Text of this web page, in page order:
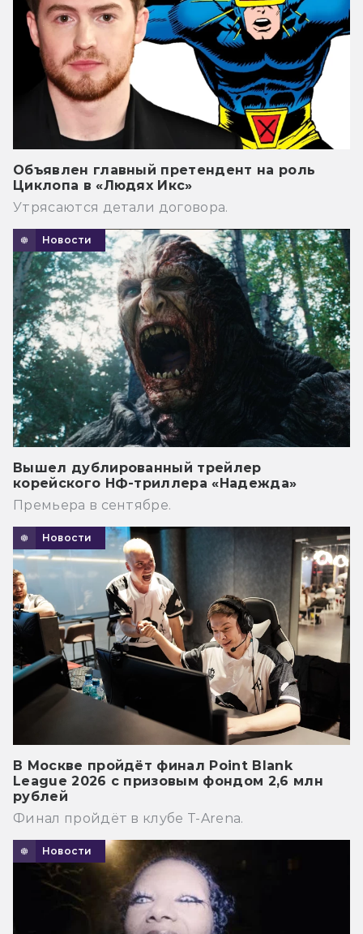
Объявлен главный претендент на роль
Циклопа в «Людях Икс»
Утрясаются детали договора.
Новости
Вышел дублированный трейлер
корейского НФ-триллера «Надежда»
Премьера в сентябре.
Новости
В Москве пройдёт финал Point Blank
League 2026 с призовым фондом 2,6 млн
рублей
Финал пройдёт в клубе T-Arena.
Новости